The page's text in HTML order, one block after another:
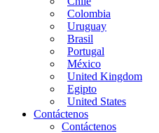
Colombia
Uruguay
Brasil
Portugal
México
United Kingdom
Egipto
United States
Contáctenos
Contáctenos